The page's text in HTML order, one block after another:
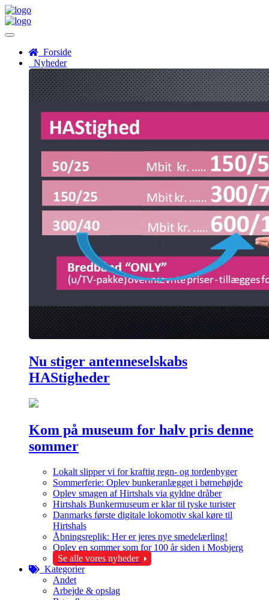
Menu
Forside
Nyheder
Nu stiger antenneselskabs
HAStigheder
Kom på museum for halv pris denne
sommer
Lokalt slipper vi for kraftig regn- og tordenbyger
Sommerferie: Oplev bunkeranlægget i børnehøjde
Oplev smagen af Hirtshals via gyldne dråber
Hirtshals Bunkermuseum er klar til tyske turister
Danmarks første digitale lokomotiv skal køre til
Hirtshals
Åbningsreplik: Her er jeres nye smedelærling!
Oplev en sommer som for 100 år siden i Mosbjerg
Se alle vores nyheder
Kategorier
Andet
Arbejde & opslag